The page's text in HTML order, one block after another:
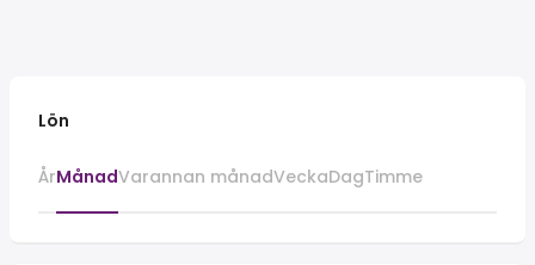
Lön
ÅrMånadVarannan månadVeckaDagTimme